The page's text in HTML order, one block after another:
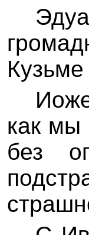
Эдуа
как мы
без